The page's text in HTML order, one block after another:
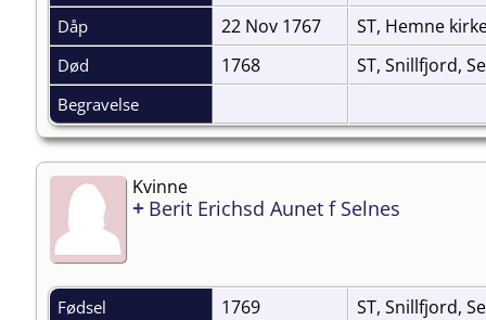
Dåp 22 Nov 1767 ST, Hemne
Død 1768 ST, Snillfjord,
Begravelse
Kvinne
+ Berit Erichsd Aunet f Selnes
Fødsel 1769 ST, Snillfjord,